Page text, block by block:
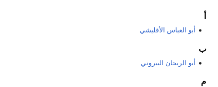
أبو العباس الأقليشي
ب
أبو الريحان البيروني
م